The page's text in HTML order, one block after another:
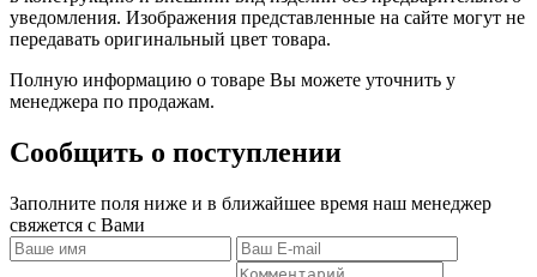
уведомления. Изображения представленные на сайте могут не
передавать оригинальный цвет товара.
Полную информацию о товаре Вы можете уточнить у
менеджера по продажам.
Сообщить о поступлении
Заполните поля ниже и в ближайшее время наш менеджер
свяжется с Вами